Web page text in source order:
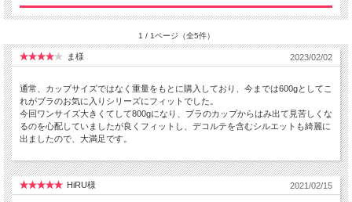
1 / 1ページ（全5件）
ま様 2023/02/02
通常、カップサイズではなく重量をもとに購入しており、今までは600gとしてこ
れがブラのお気に入りシリーズにフィットでした。
今回ワンサイズ大きくてして800gになり、ブラのカップからはみ出て見苦しくな
るのを心配していましたが良くフィットし、デコルテを含むシルエットも綺麗に
出ましたので、大満足です。
HiRU様 2021/02/15